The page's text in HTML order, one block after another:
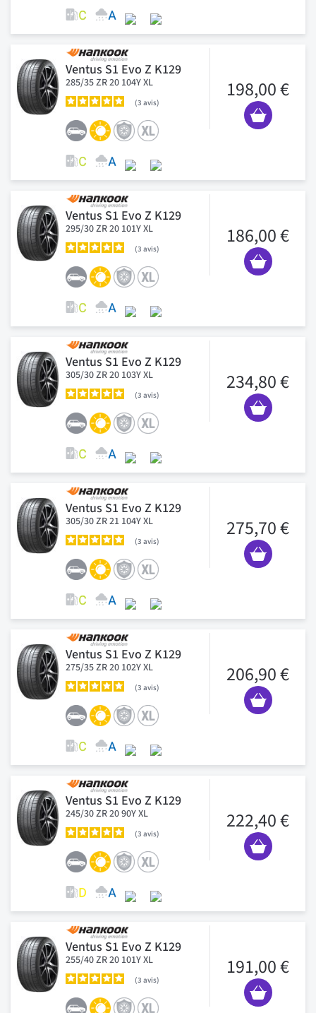
Ventus S1 Evo Z K129
285/35 ZR 20 104Y XL
3 avis
198,00 €
Ventus S1 Evo Z K129
295/30 ZR 20 101Y XL
3 avis
186,00 €
Ventus S1 Evo Z K129
305/30 ZR 20 103Y XL
3 avis
234,80 €
Ventus S1 Evo Z K129
305/30 ZR 21 104Y XL
3 avis
275,70 €
Ventus S1 Evo Z K129
275/35 ZR 20 102Y XL
3 avis
206,90 €
Ventus S1 Evo Z K129
245/30 ZR 20 90Y XL
3 avis
222,40 €
Ventus S1 Evo Z K129
255/40 ZR 20 101Y XL
3 avis
191,00 €